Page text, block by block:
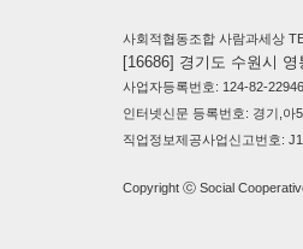
사회적협동조합 사람과세상
[16686] 경기도 수원시
사업자등록번호: 124-82-22946
인터넷신문 등록번호: 경기,아
직업정보제공사업신고번호:
Copyright ⓒ Social